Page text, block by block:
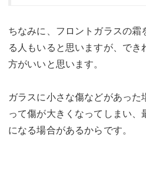
ちなみに、フロントガラスの霜
る人もいると思いますが、でき
方がいいと思います。
ガラスに小さな傷などがあった
って傷が大きくなってしまい、
になる場合があるからです。